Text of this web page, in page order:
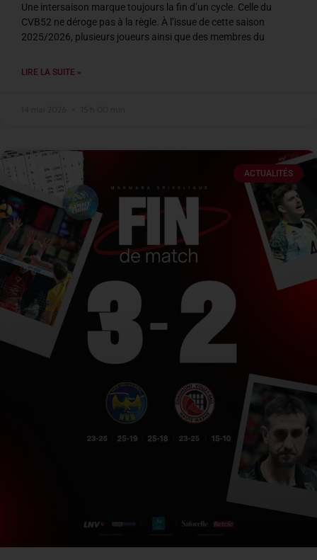
Une intersaison marque toujours la fin d’un cycle. Celle du
CVB52 ne déroge pas à la règle. À l’issue de cette saison
2025/2026, plusieurs joueurs ainsi que des membres du
LIRE LA SUITE »
ACTUALITÉS